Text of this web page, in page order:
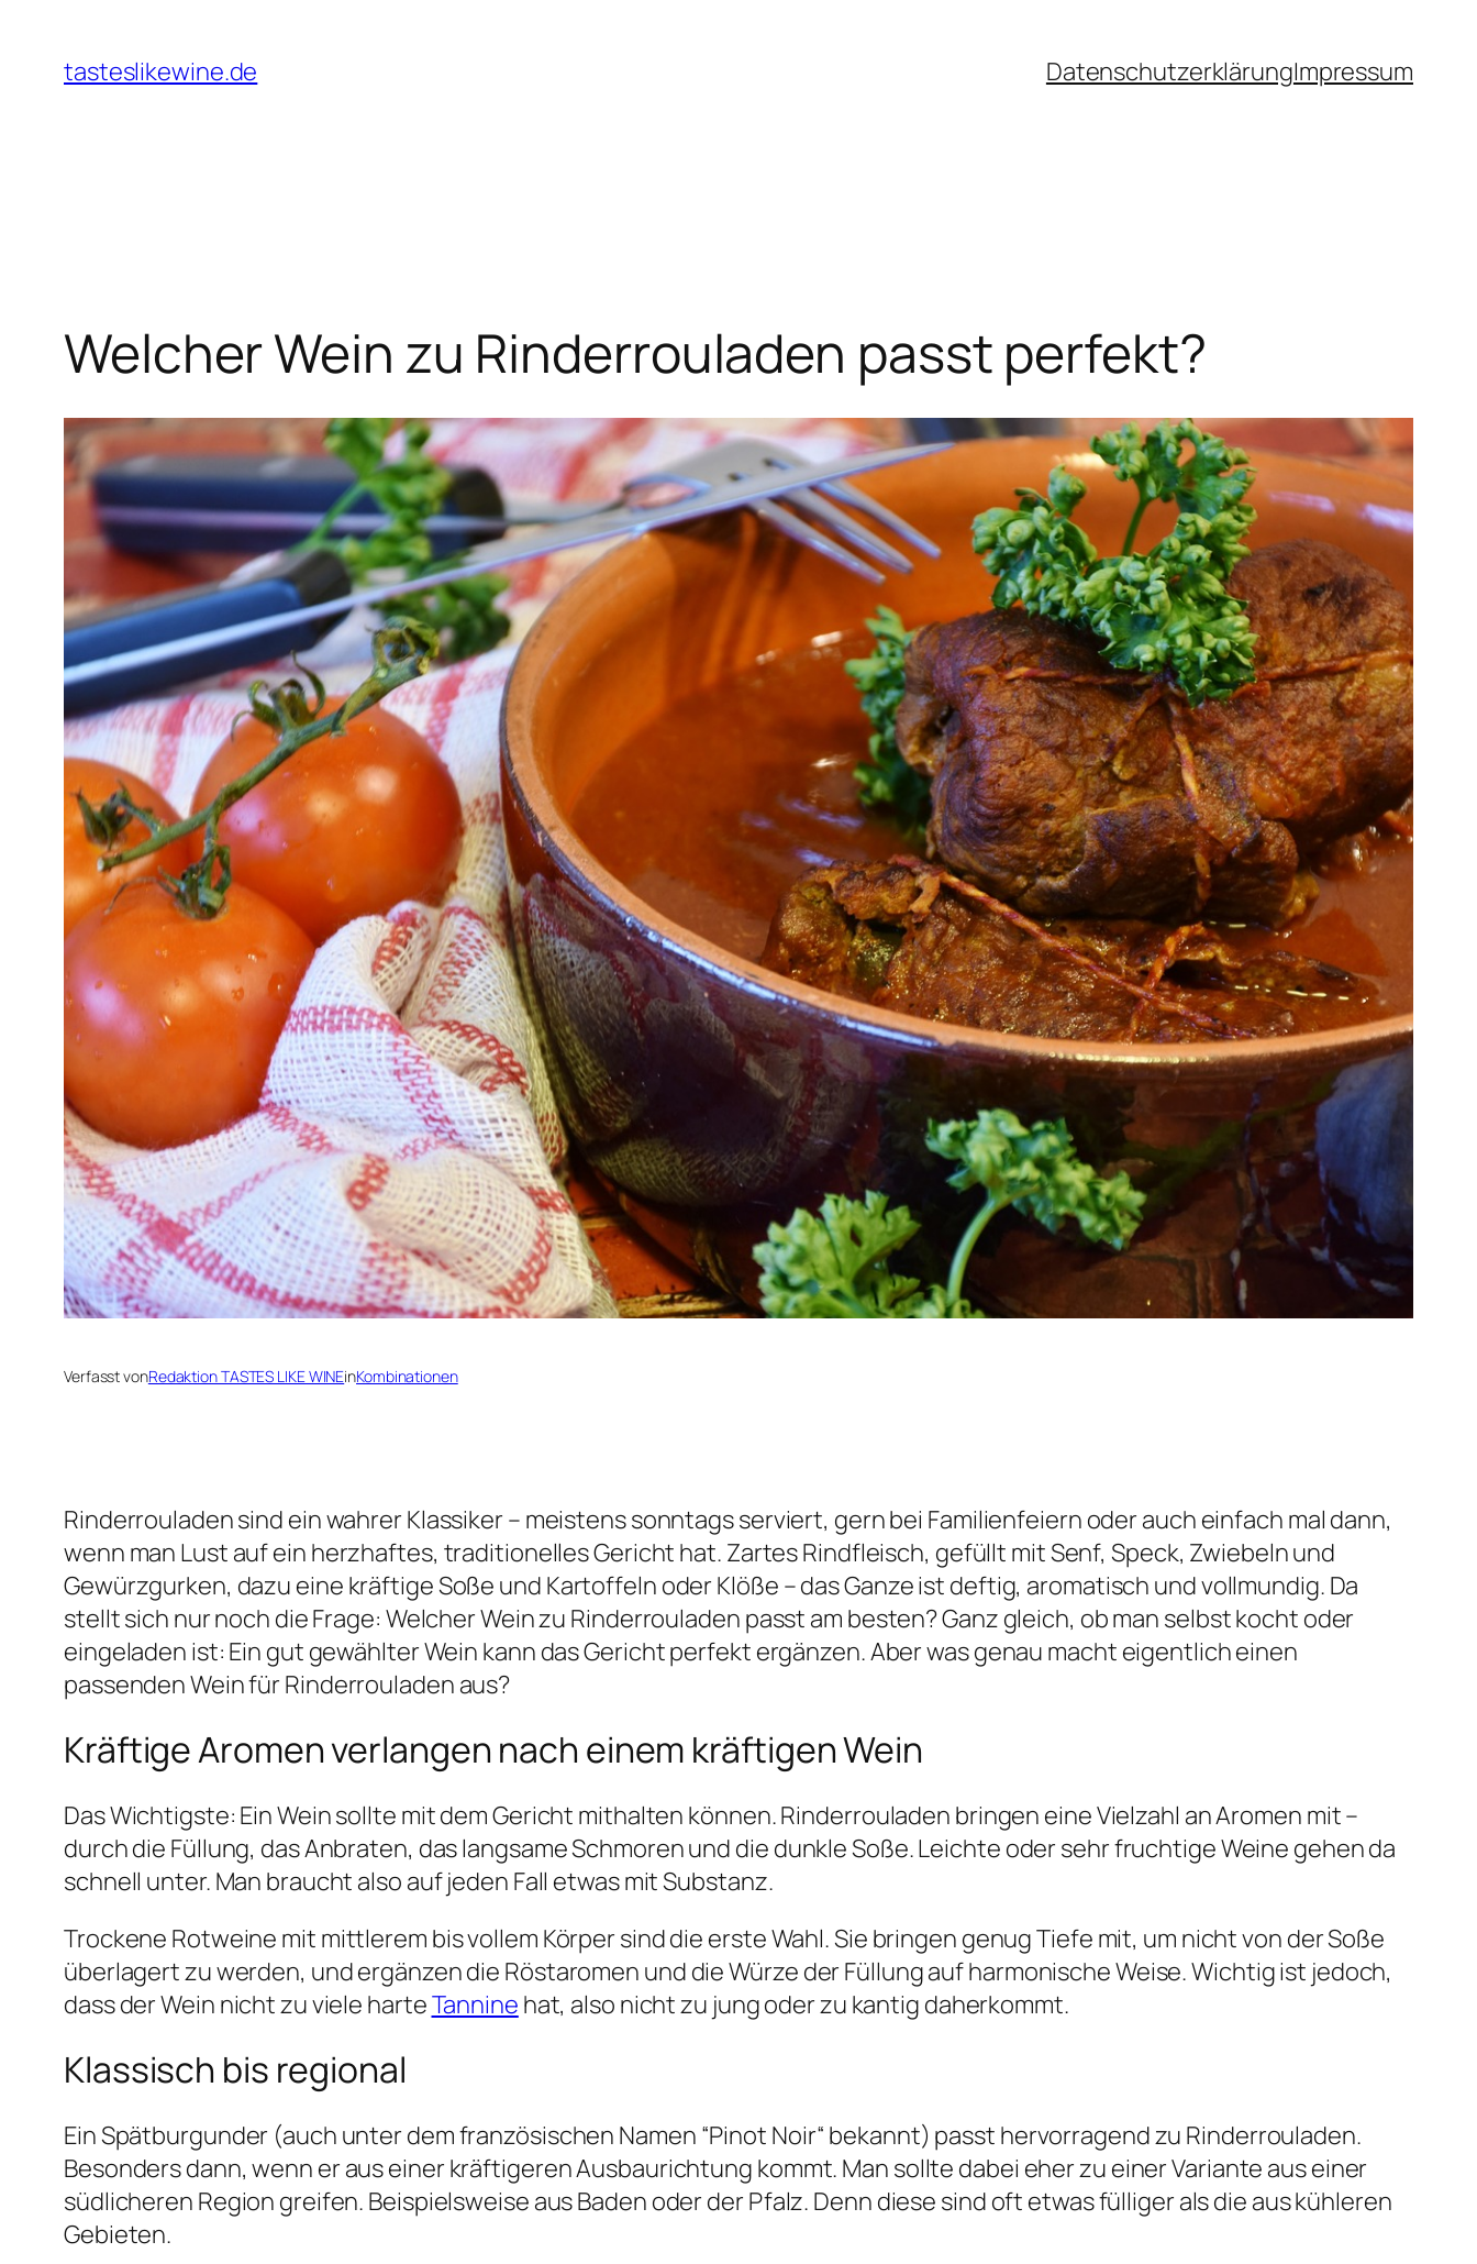
Inhalt
springen
tasteslikewine.de Datenschutz­erklärungImpressum
Welcher Wein zu Rinderrouladen passt perfekt?
Verfasst vonRedaktion TASTES LIKE WINEinKombinationen
Rinderrouladen sind ein wahrer Klassiker – meistens sonntags serviert, gern bei Familienfeiern oder auch einfach mal dann,
wenn man Lust auf ein herzhaftes, traditionelles Gericht hat. Zartes Rindfleisch, gefüllt mit Senf, Speck, Zwiebeln und
Gewürzgurken, dazu eine kräftige Soße und Kartoffeln oder Klöße – das Ganze ist deftig, aromatisch und vollmundig. Da
stellt sich nur noch die Frage: Welcher Wein zu Rinderrouladen passt am besten? Ganz gleich, ob man selbst kocht oder
eingeladen ist: Ein gut gewählter Wein kann das Gericht perfekt ergänzen. Aber was genau macht eigentlich einen
passenden Wein für Rinderrouladen aus?
Kräftige Aromen verlangen nach einem kräftigen Wein
Das Wichtigste: Ein Wein sollte mit dem Gericht mithalten können. Rinderrouladen bringen eine Vielzahl an Aromen mit –
durch die Füllung, das Anbraten, das langsame Schmoren und die dunkle Soße. Leichte oder sehr fruchtige Weine gehen da
schnell unter. Man braucht also auf jeden Fall etwas mit Substanz.
Trockene Rotweine mit mittlerem bis vollem Körper sind die erste Wahl. Sie bringen genug Tiefe mit, um nicht von der Soße
überlagert zu werden, und ergänzen die Röstaromen und die Würze der Füllung auf harmonische Weise. Wichtig ist jedoch,
dass der Wein nicht zu viele harteTannine hat, also nicht zu jung oder zu kantig daherkommt.
Klassisch bis regional
Ein Spätburgunder (auch unter dem französischen Namen “Pinot Noir“ bekannt) passt hervorragend zu Rinderrouladen.
Besonders dann, wenn er aus einer kräftigeren Ausbaurichtung kommt. Man sollte dabei eher zu einer Variante aus einer
südlicheren Region greifen. Beispielsweise aus Baden oder der Pfalz. Denn diese sind oft etwas fülliger als die aus kühleren
Gebieten.